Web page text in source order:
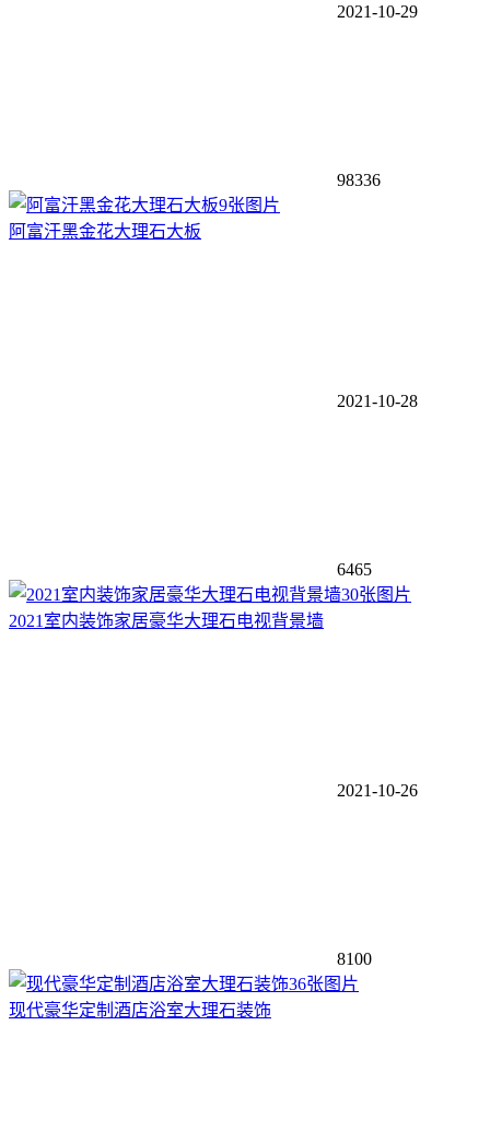
2021-10-29
98336
9张图片
阿富汗黑金花大理石大板
2021-10-28
6465
30张图片
2021室内装饰家居豪华大理石电视背景墙
2021-10-26
8100
36张图片
现代豪华定制酒店浴室大理石装饰